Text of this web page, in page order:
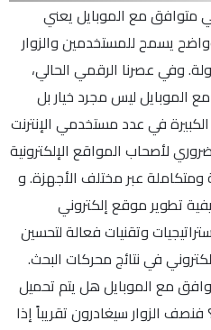
متوافق مع الموبايل يعني
يسمح للمستخدمين والزوار
وفي عصرنا الرقمي الحالي،
الموبايل ليس مجرد خيار بل
في عدد مستخدمي الإنترنت
لأصحاب المواقع الإلكترونية
عبر مختلف الأجهزة. و
تطوير موقع إلكتروني
وتقنيات فعالة لتحسين
في نتائج محركات البحث.
مع الموبايل هل يتم تحميل
الزوار سيغادرون تقريباً إذا